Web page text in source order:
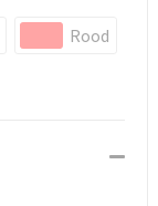
Rood